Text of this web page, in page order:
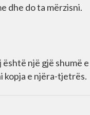
dhe do ta mërzisni.
një gjë shumë
kopja e njëra-tjetrës.